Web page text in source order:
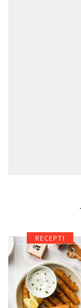
RECEPTI